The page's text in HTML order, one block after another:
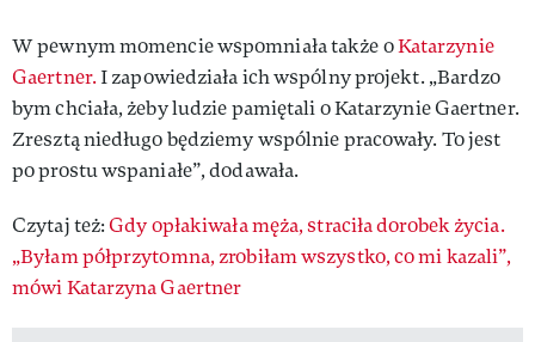
W pewnym momencie wspomniała także oKatarzynie
Gaertner. I zapowiedziała ich wspólny projekt. „Bardzo
bym chciała, żeby ludzie pamiętali o Katarzynie Gaertner.
Zresztą niedługo będziemy wspólnie pracowały. To jest
po prostu wspaniałe”, dodawała.
Czytaj też:Gdy opłakiwała męża, straciła dorobek życia.
„Byłam półprzytomna, zrobiłam wszystko, co mi kazali”,
mówi Katarzyna Gaertner